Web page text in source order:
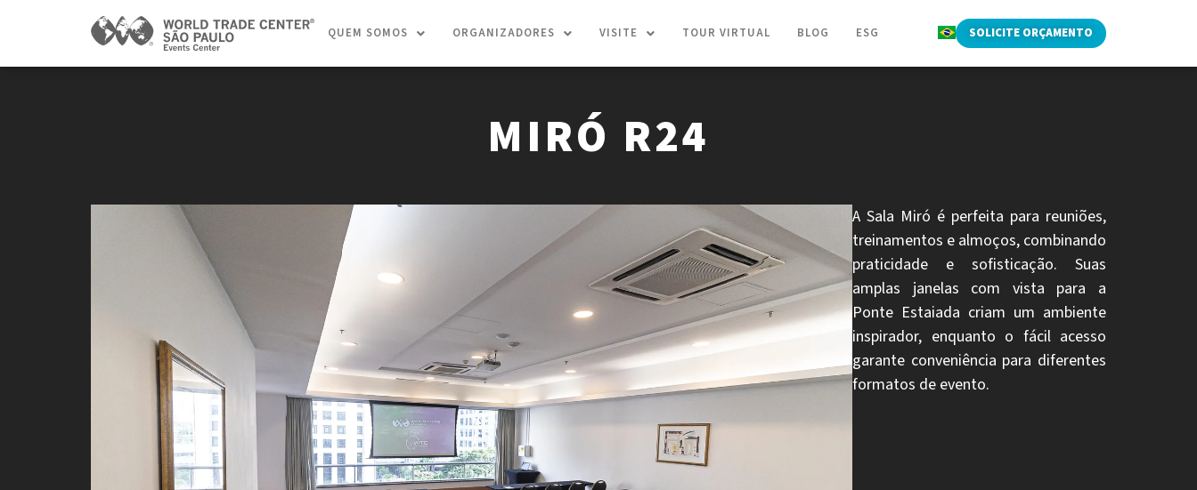
QUEM SOMOS ORGANIZADORES VISITE TOUR VIRTUAL BLOG ESG SOLICITE ORÇAMENTO
MIRÓ R24
A Sala Miró é perfeita para reuniões,
treinamentos e almoços, combinando
praticidade e sofisticação. Suas
amplas janelas com vista para a
Ponte Estaiada criam um ambiente
inspirador, enquanto o fácil acesso
garante conveniência para diferentes
formatos de evento.